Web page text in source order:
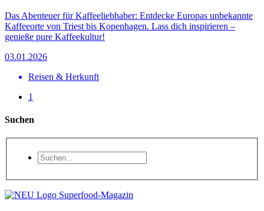
Das Abenteuer für Kaffeeliebhaber: Entdecke Europas unbekannte
Kaffeeorte von Triest bis Kopenhagen. Lass dich inspirieren –
genieße pure Kaffeekultur!
03.01.2026
Reisen & Herkunft
1
Suchen